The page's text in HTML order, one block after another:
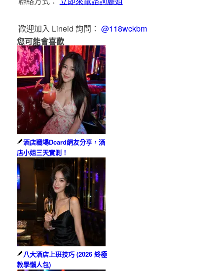
歡迎加入 Lineid 詢問： @118wckbm
您可能會喜歡
酒店職場Dcard網友分享，酒
店小姐三天實測！
八大酒店上班技巧 (2026 終極
教學懶人包)